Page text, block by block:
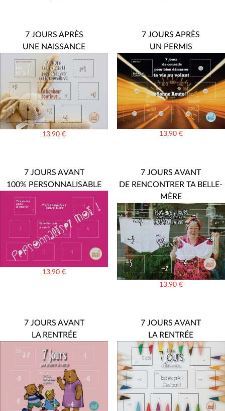
7 JOURS APRÈS
UNE NAISSANCE
13,90€
7 JOURS APRÈS
UN PERMIS
13,90 €
7 JOURS AVANT
100% PERSONNALISABLE
13,90€
7 JOURS AVANT
DE RENCONTRER TA BELLE-
MÈRE
13,90 €
7 JOURS AVANT
LA RENTRÉE
7 JOURS AVANT
LA RENTRÉE